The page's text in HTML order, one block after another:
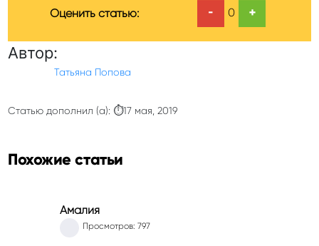
Оценить статью:
- 0 +
Автор:
Татьяна Попова
Статью дополнил (а): ⏱17 мая, 2019
Похожие статьи
Амалия
Просмотров: 797